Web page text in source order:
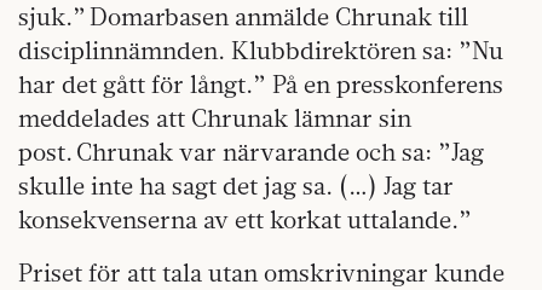
sjuk.” Domarbasen anmälde Chrunak till
disciplinnämnden. Klubbdirektören sa: ”Nu
har det gått för långt.” På en presskonferens
meddelades att Chrunak lämnar sin
post. Chrunak var närvarande och sa: ”Jag
skulle inte ha sagt det jag sa. (…) Jag tar
konsekvenserna av ett korkat uttalande.”
Priset för att tala utan omskrivningar kunde